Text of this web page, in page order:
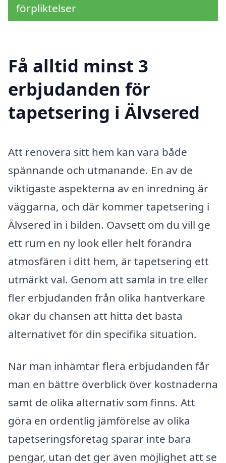
förpliktelser
Få alltid minst 3
erbjudanden för
tapetsering i Älvsered
Att renovera sitt hem kan vara både
spännande och utmanande. En av de
viktigaste aspekterna av en inredning är
väggarna, och där kommer tapetsering i
Älvsered in i bilden. Oavsett om du vill ge
ett rum en ny look eller helt förändra
atmosfären i ditt hem, är tapetsering ett
utmärkt val. Genom att samla in tre eller
fler erbjudanden från olika hantverkare
ökar du chansen att hitta det bästa
alternativet för din specifika situation.
När man inhämtar flera erbjudanden får
man en bättre överblick över kostnaderna
samt de olika alternativ som finns. Att
göra en ordentlig jämförelse av olika
tapetseringsföretag sparar inte bara
pengar, utan det ger även möjlighet att se